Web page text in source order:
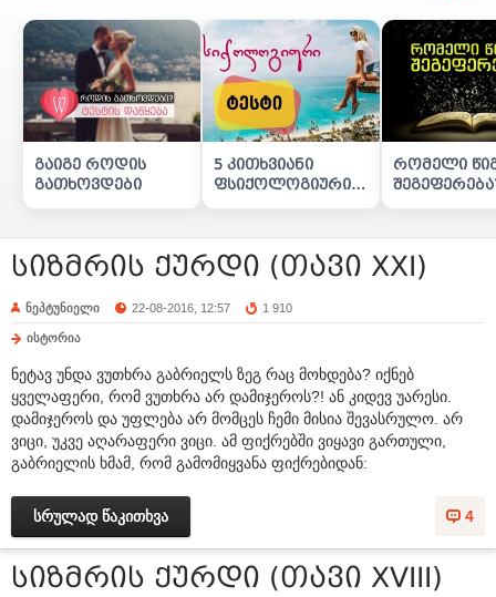
გაიგე როდის
გათხოვდები
5 კითხვიანი
ფსიქოლოგიური
რომელი
სიზმრის ქურდი (თავი XXI)
ნეპტუნიელი 22-08-2016, 12:57 1 910
ისტორია
ნეტავ უნდა ვუთხრა გაბრიელს ზეგ რაც მოხდება? იქნებ
ყველაფერი, რომ ვუთხრა არ დამიჯეროს?! ან კიდევ უარესი.
დამიჯეროს და უფლება არ მომცეს ჩემი მისია შევასრულო. არ
ვიცი, უკვე აღარაფერი ვიცი. ამ ფიქრებში ვიყავი გართული,
გაბრიელის ხმამ, რომ გამომიყვანა ფიქრებიდან:
4
სრულად წაკითხვა
სიზმრის ქურდი (თავი XVIII)